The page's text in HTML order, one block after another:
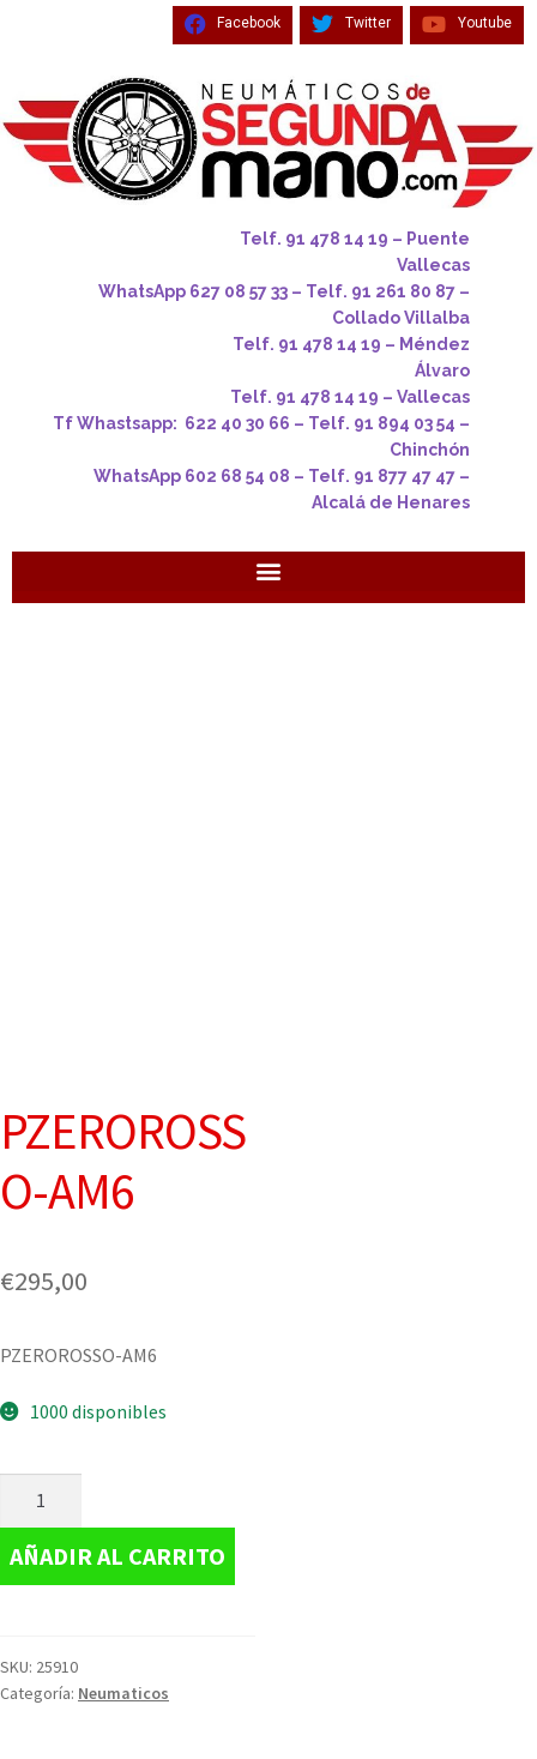
Facebook Twitter Youtube
Telf. 91 478 14 19 – Puente
Vallecas
WhatsApp 627 08 57 33 – Telf. 91 261 80 87 –
Collado Villalba
Telf. 91 478 14 19 – Méndez
Álvaro
Telf. 91 478 14 19 – Vallecas
Tf Whastsapp: 622 40 30 66 – Telf. 91 894 03 54 –
Chinchón
WhatsApp 602 68 54 08 – Telf. 91 877 47 47 –
Alcalá de Henares
PZEROROSS
O-AM6
€295,00
PZEROROSSO-AM6
1000 disponibles
AÑADIR AL CARRITO
SKU: 25910
Categoría: Neumaticos